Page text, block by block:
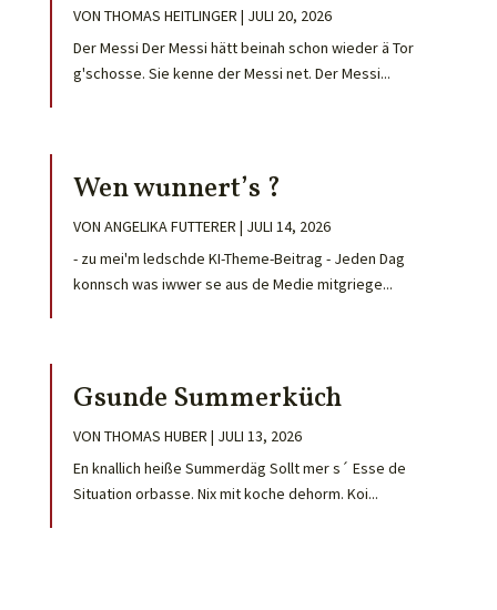
VON THOMAS HEITLINGER | JULI 20, 2026
Der Messi Der Messi hätt beinah schon wieder ä Tor
g'schosse. Sie kenne der Messi net. Der Messi...
Wen wunnert’s ?
VON ANGELIKA FUTTERER | JULI 14, 2026
- zu mei'm ledschde KI-Theme-Beitrag - Jeden Dag
konnsch was iwwer se aus de Medie mitgriege...
Gsunde Summerküch
VON THOMAS HUBER | JULI 13, 2026
En knallich heiße Summerdäg Sollt mer s´ Esse de
Situation orbasse. Nix mit koche dehorm. Koi...